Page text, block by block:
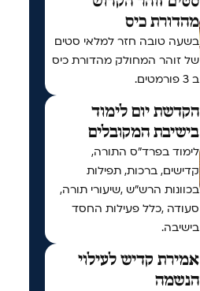
מהדורת כיס
בשעה טובה חזר למלאי סטים
של זוהר המחולק מהדורת כיס
ב 3 פורמטים.
הקדשת יום לימוד
בישיבת המקובלים
לימוד בפרד"ס התורה,
קדישים, ברכות, תפילות
בכוונות הרש"ש ,שיעורי תורה,
סעודה ,כלל פעילות החסד
בישיבה.
אמירת קדיש לעילוי
הנשמה